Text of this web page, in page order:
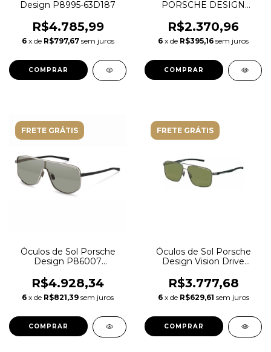
Design P8995-63D187
R$4.785,99
6 x de R$797,67 sem juros
PORSCHE DESIGN
R$2.370,96
6 x de R$395,16 sem juros
FRETE GRÁTIS
Óculos de Sol Porsche
Design P86007
R$4.928,34
6 x de R$821,39 sem juros
FRETE GRÁTIS
Óculos de Sol Porsche
Design Vision Drive
com lentes na cor Verde
Polarizado
R$3.777,68
6 x de R$629,61 sem juros